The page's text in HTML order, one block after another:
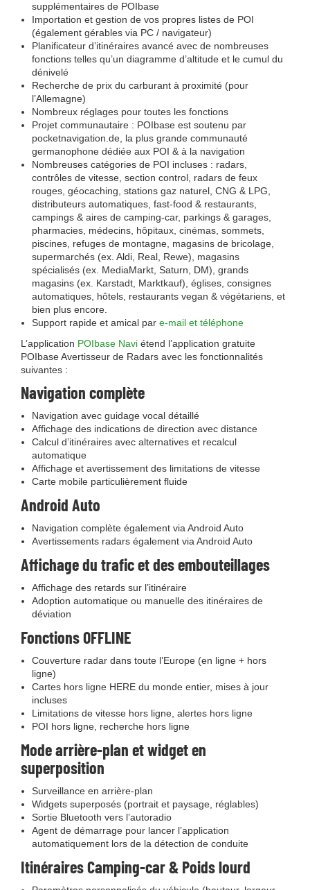
supplémentaires de POIbase
Importation et gestion de vos propres listes de POI
(également gérables via PC / navigateur)
Planificateur d’itinéraires avancé avec de nombreuses
fonctions telles qu’un diagramme d’altitude et le cumul du
dénivelé
Recherche de prix du carburant à proximité (pour
l’Allemagne)
Nombreux réglages pour toutes les fonctions
Projet communautaire : POIbase est soutenu par
pocketnavigation.de, la plus grande communauté
germanophone dédiée aux POI & à la navigation
Nombreuses catégories de POI incluses : radars,
contrôles de vitesse, section control, radars de feux
rouges, géocaching, stations gaz naturel, CNG & LPG,
distributeurs automatiques, fast-food & restaurants,
campings & aires de camping-car, parkings & garages,
pharmacies, médecins, hôpitaux, cinémas, sommets,
piscines, refuges de montagne, magasins de bricolage,
supermarchés (ex. Aldi, Real, Rewe), magasins
spécialisés (ex. MediaMarkt, Saturn, DM), grands
magasins (ex. Karstadt, Marktkauf), églises, consignes
automatiques, hôtels, restaurants vegan & végétariens, et
bien plus encore.
Support rapide et amical par e-mail et téléphone
L’application POIbase Navi étend l’application gratuite
POIbase Avertisseur de Radars avec les fonctionnalités
suivantes :
Navigation complète
Navigation avec guidage vocal détaillé
Affichage des indications de direction avec distance
Calcul d’itinéraires avec alternatives et recalcul
automatique
Affichage et avertissement des limitations de vitesse
Carte mobile particulièrement fluide
Android Auto
Navigation complète également via Android Auto
Avertissements radars également via Android Auto
Affichage du trafic et des embouteillages
Affichage des retards sur l’itinéraire
Adoption automatique ou manuelle des itinéraires de
déviation
Fonctions OFFLINE
Couverture radar dans toute l’Europe (en ligne + hors
ligne)
Cartes hors ligne HERE du monde entier, mises à jour
incluses
Limitations de vitesse hors ligne, alertes hors ligne
POI hors ligne, recherche hors ligne
Mode arrière-plan et widget en
superposition
Surveillance en arrière-plan
Widgets superposés (portrait et paysage, réglables)
Sortie Bluetooth vers l’autoradio
Agent de démarrage pour lancer l’application
automatiquement lors de la détection de conduite
Itinéraires Camping-car & Poids lourd